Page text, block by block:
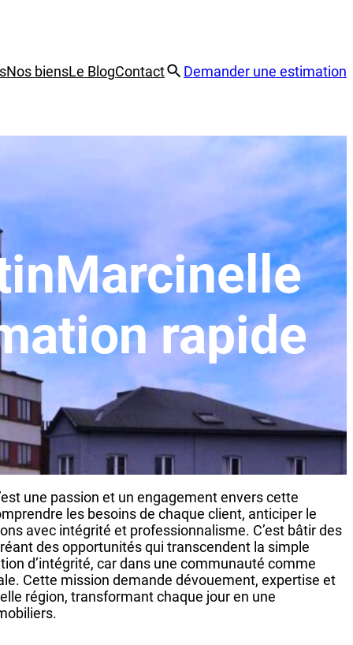
Nos biensLe BlogContact Demander une estimation
Marcinelle
rapide
une passion et un engagement envers cette
les besoins de chaque client, anticiper le
avec intégrité et professionnalisme. C’est bâtir des
des opportunités qui transcendent la simple
d’intégrité, car dans une communauté comme
Cette mission demande dévouement, expertise et
région, transformant chaque jour en une